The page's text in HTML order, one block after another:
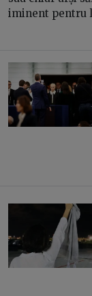
iminent pentru